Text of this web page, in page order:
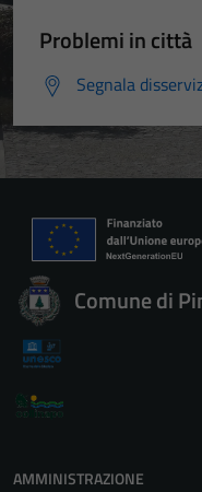
Problemi in città
Segnala
Comune di
AMMINISTRAZIONE